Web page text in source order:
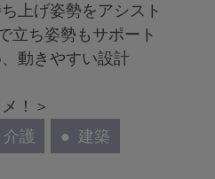
上げ姿勢をアシスト
立ち姿勢もサポート
動きやすい設計
！＞
介護 建築